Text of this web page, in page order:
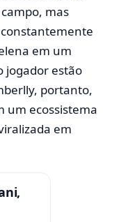
mas
em um
jogador estão
portanto,
um ecossistema
em